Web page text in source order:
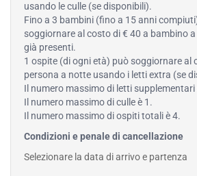
usando le culle (se disponibili).
Fino a 3 bambini (fino a 15 anni
soggiornare al costo di € 40 a bambino
già presenti.
1 ospite (di ogni età) può soggiornare al
persona a notte usando i letti extra (se
Il numero massimo di letti supplementari
Il numero massimo di culle è 1.
Il numero massimo di ospiti totali è 4.
Condizioni e penale di cancellazione
Selezionare la data di arrivo e partenza